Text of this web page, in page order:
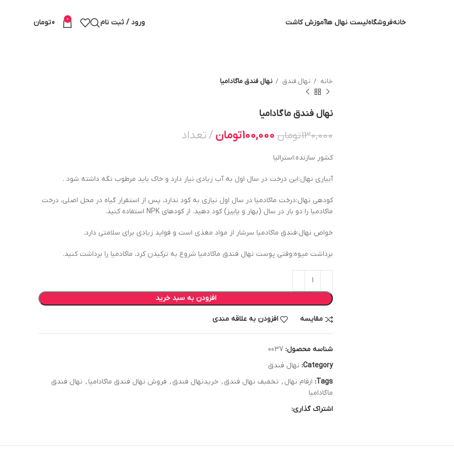
خانهفروشگاهلیست نهال هاآموزش کاشت ورود / ثبت نام 0
0تومان
خانه نهال فندق نهال فندق ماگادامیا
نهال فندق ماگادامیا
130,000تومان 100,000تومان تعداد
کشور سازنده:استرالیا
آبیاری نهال:این درخت در سال اول به آب زیادی نیاز دارد و خاک باید مرطوب نگه داشته شود .
کودهی نهال:درخت ماکادمیا در سال اول نیازی به کود ندارد، پس از استقرار گیاه در محل اصلی، درخت
ماکادمیا را دو بار در سال (بهار و پاییز) کود دهید. از کودهای NPK استفاده کنید.
خواص نهال:فندق ماکادمیا سرشار از مواد مغذی است و فواید زیادی برای سلامتی دارد.
برداشت میوه:وقتی پوست نهال فندق ماکادمیا شروع به ترکیدن کرد، ماکادمیا را برداشت کنید.
افزودن به سبد خرید
مقایسه افزودن به علاقه مندی
شناسه محصول: 0037
Category: نهال فندق
Tags: ارقام نهال , تخفبف نهال فندق , خریدنهال فندق , فروش نهال فندق ماکادامیا , نهال فندق
ماگادامیا
اشتراک گذاری: